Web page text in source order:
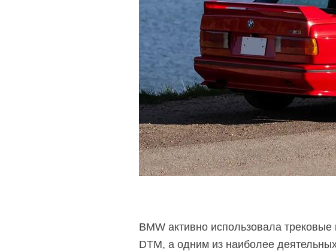
BMW активно использовала
DTM, а одним из наиболее